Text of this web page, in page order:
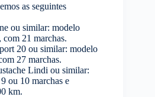
as seguintes
ou similar: modelo
21 marchas.
20 ou similar: modelo
27 marchas.
Lindi ou similar:
ou 10 marchas e
km.